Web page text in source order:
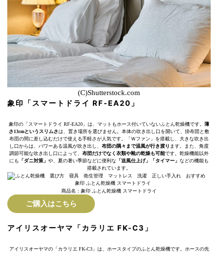
(C)Shutterstock.com
象印「スマートドライ RF-EA20」
象印の「スマートドライ RF-EA20」は、マットもホース付いていないふとん乾燥機です。 薄
さ13cmというスリムさは、置き場所を選びません。本体の吹き出し口を開いて、掛布団と敷
布団の間に差し込むだけで使える手軽さが人気です。「Ｗファン」を搭載し、大きな吹き出
し口からは、パワーある温風が吹き出し、 布団の隅々まで温風が行き渡り ます。また、角度
調節可能な吹き出し口によって、 布団だけでなく衣類や靴の乾燥も可能です。乾燥機能以外
にも 「ダニ対策」 や、夏の暑い季節などに便利な 「送風仕上げ」「タイマー」 などの機能も
搭載されています。
商品名：象印 ふとん乾燥機 スマートドライ
ご購入はこちら
アイリスオーヤマ「カラリエ FK-C3」
アイリスオーヤマの「カラリエ FK-C3」は、ホースタイプのふとん乾燥機です。ホースの先